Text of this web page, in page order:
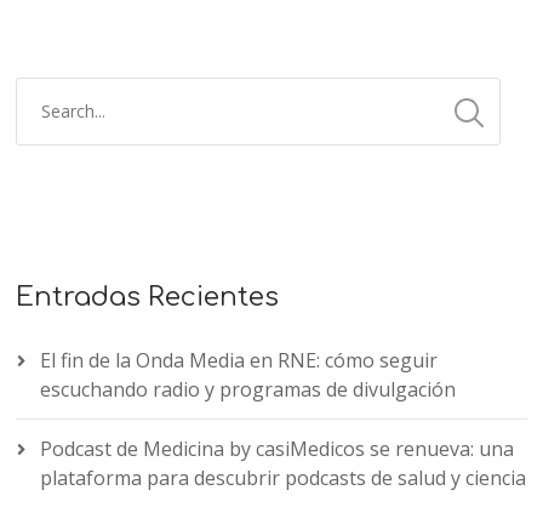
Entradas Recientes
El fin de la Onda Media en RNE: cómo seguir
escuchando radio y programas de divulgación
Podcast de Medicina by casiMedicos se renueva: una
plataforma para descubrir podcasts de salud y ciencia